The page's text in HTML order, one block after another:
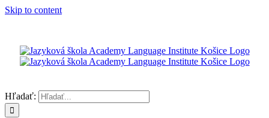
Skip to content
Hľadať: